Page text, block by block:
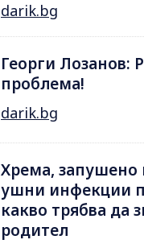
darik.bg
Георги Лозанов:
проблема!
darik.bg
Хрема, запушено
ушни инфекции
какво трябва да
родител